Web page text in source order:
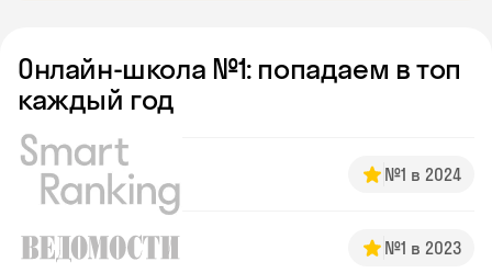
Онлайн-школа №1: попадаем в топ
каждый год
№1 в 2024
№1 в 2023